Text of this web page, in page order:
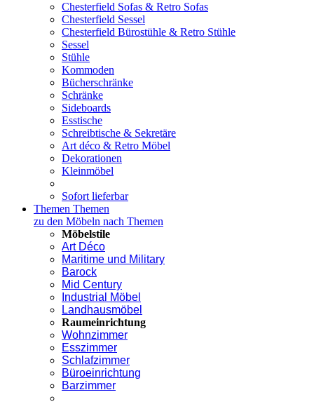
Chesterfield Sofas & Retro Sofas
Chesterfield Sessel
Chesterfield Bürostühle & Retro Stühle
Sessel
Stühle
Kommoden
Bücherschränke
Schränke
Sideboards
Esstische
Schreibtische & Sekretäre
Art déco & Retro Möbel
Dekorationen
Kleinmöbel
Sofort lieferbar
Themen Themen
zu den Möbeln nach Themen
Möbelstile
Art Déco
Maritime und Military
Barock
Mid Century
Industrial Möbel
Landhausmöbel
Raumeinrichtung
Wohnzimmer
Esszimmer
Schlafzimmer
Büroeinrichtung
Barzimmer